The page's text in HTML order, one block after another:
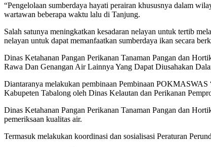
“Pengelolaan sumberdaya hayati perairan khususnya dalam
wartawan beberapa waktu lalu di Tanjung.
Salah satunya meningkatkan kesadaran nelayan untuk tertib
nelayan untuk dapat memanfaatkan sumberdaya ikan secara
Dinas Ketahanan Pangan Perikanan Tanaman Pangan dan
Rawa Dan Genangan Air Lainnya Yang Dapat Diusahakan
Diantaranya melakukan pembinaan Pembinaan
Kabupeten Tabalong oleh Dinas Kelautan dan Perikanan
Dinas Ketahanan Pangan Perikanan Tanaman Pangan dan
pemeriksaan kualitas air.
Termasuk melakukan koordinasi dan sosialisasi Peraturan